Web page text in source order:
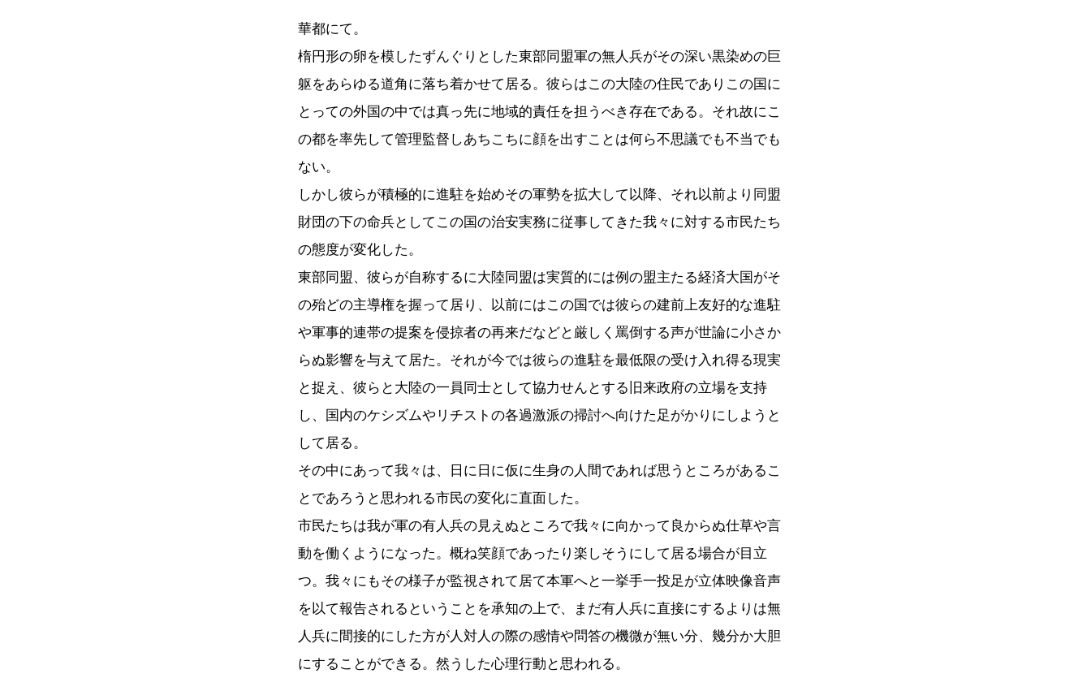
華都にて。
楕円形の卵を模したずんぐりとした東部同盟軍の無人兵がその深い黒染めの巨
躯をあらゆる道角に落ち着かせて居る。彼らはこの大陸の住民でありこの国に
とっての外国の中では真っ先に地域的責任を担うべき存在である。それ故にこ
の都を率先して管理監督しあちこちに顔を出すことは何ら不思議でも不当でも
ない。
しかし彼らが積極的に進駐を始めその軍勢を拡大して以降、それ以前より同盟
財団の下の命兵としてこの国の治安実務に従事してきた我々に対する市民たち
の態度が変化した。
東部同盟、彼らが自称するに大陸同盟は実質的には例の盟主たる経済大国がそ
の殆どの主導権を握って居り、以前にはこの国では彼らの建前上友好的な進駐
や軍事的連帯の提案を侵掠者の再来だなどと厳しく罵倒する声が世論に小さか
らぬ影響を与えて居た。それが今では彼らの進駐を最低限の受け入れ得る現実
と捉え、彼らと大陸の一員同士として協力せんとする旧来政府の立場を支持
し、国内のケシズムやリチストの各過激派の掃討へ向けた足がかりにしようと
して居る。
その中にあって我々は、日に日に仮に生身の人間であれば思うところがあるこ
とであろうと思われる市民の変化に直面した。
市民たちは我が軍の有人兵の見えぬところで我々に向かって良からぬ仕草や言
動を働くようになった。概ね笑顔であったり楽しそうにして居る場合が目立
つ。我々にもその様子が監視されて居て本軍へと一挙手一投足が立体映像音声
を以て報告されるということを承知の上で、まだ有人兵に直接にするよりは無
人兵に間接的にした方が人対人の際の感情や問答の機微が無い分、幾分か大胆
にすることができる。然うした心理行動と思われる。